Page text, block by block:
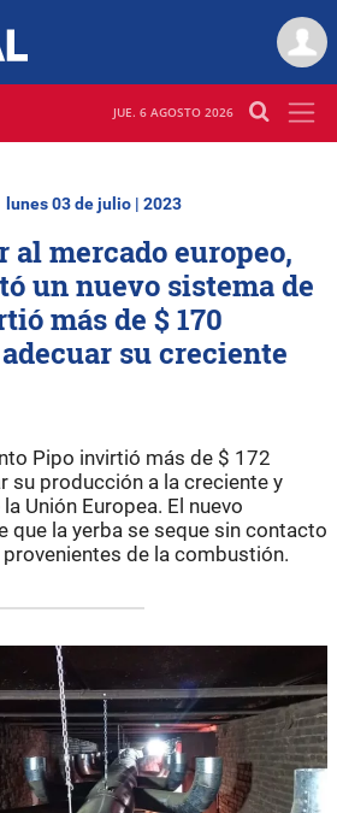
JUE. 6 AGOSTO 2026
lunes 03 de julio | 2023
al mercado europeo,
un nuevo sistema de
más de $ 170
su creciente
Pipo invirtió más de $ 172
su producción a la creciente y
Unión Europea. El nuevo
que la yerba se seque sin contacto
de la combustión.